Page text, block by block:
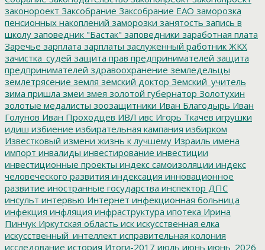
законороект Заксобрание Заксобрание ЕАО заморозка
пенсионных накоплений заморозки занятость запись в
школу заповедник "Бастак" заповедники заработная плата
Заречье зарплата зарплаты заслуженный работник ЖКХ
зачистка_судей защита прав предпринимателей защита
предпринимателей здравоохранение земледельцы
землетрясение земля земский доктор Земский_учитель
зима пришла змеи змея золотой губернатор Золотухин
золотые медалисты зоозащитники Иван Благодырь Иван
Голунов Иван Проходцев ИВЛ ивс Игорь Ткачев игрушки
идиш избиение избирательная кампания избирком
Известковый измени жизнь к лучшему Израиль имена
импорт инвалиды инвестирование инвестиции
инвестиционные проекты индекс самоизоляции индекс
человеческого развития индексация инновационное
развитие иностранные государства инспектор ДПС
инсульт интервью Интернет инфекционная больница
инфекция инфляция инфраструктура ипотека Ирина
Пинчук Иркутская область иск искусственная елка
искусственный_интеллект исправительная колония
исследование история Итоги-2017 июль июнь июнь_2026